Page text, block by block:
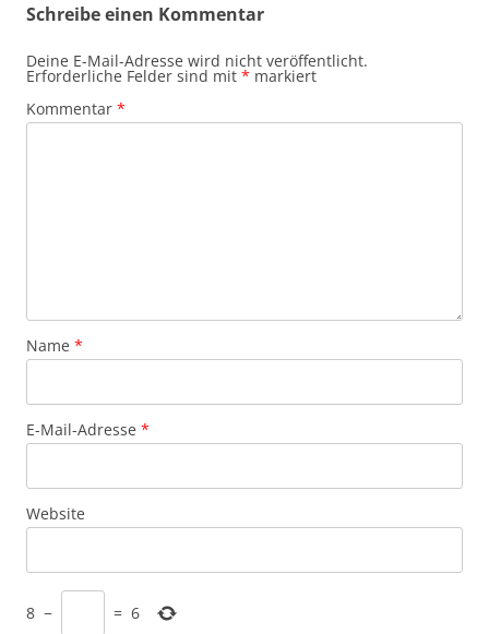
Schreibe einen Kommentar
Deine E-Mail-Adresse wird nicht veröffentlicht.
Erforderliche Felder sind mit * markiert
Kommentar *
Name *
E-Mail-Adresse *
Website
8 − = 6